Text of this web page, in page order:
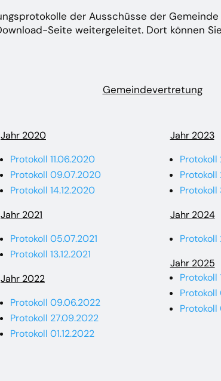
der Ausschüsse der
Seite weitergeleitet. Dort können
Gemeindevertretung
Jahr 2020
Protokoll 11.06.2020
Protokoll 09.07.2020
Protokoll 14.12.2020
Jahr 2021
Protokoll 05.07.2021
Protokoll 13.12.2021
Jahr 2022
Protokoll 09.06.2022
Protokoll 27.09.2022
Protokoll 01.12.2022
Jahr 2023
Protokoll
Protokoll
Protokoll
Jahr 2024
Protokoll
Jahr 2025
Protokoll
Protokoll